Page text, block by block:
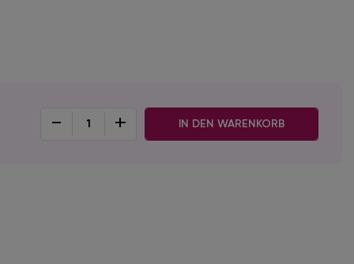
- + IN DEN WARENKORB